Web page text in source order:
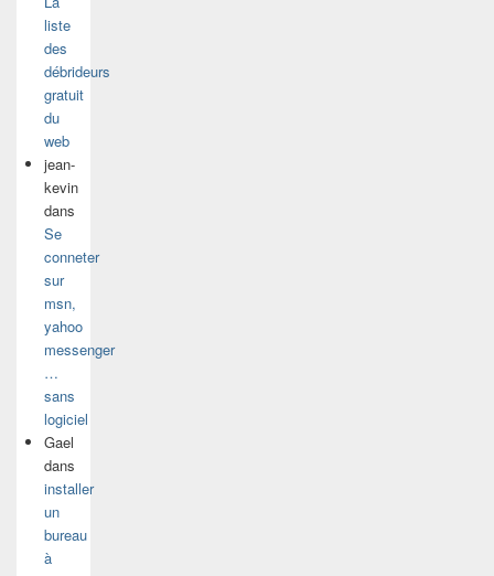
liste
des
débrideurs
gratuit
du
web
jean-
kevin
dans
Se
conneter
sur
msn,
yahoo
messenger
…
sans
logiciel
Gael
dans
installer
un
bureau
à